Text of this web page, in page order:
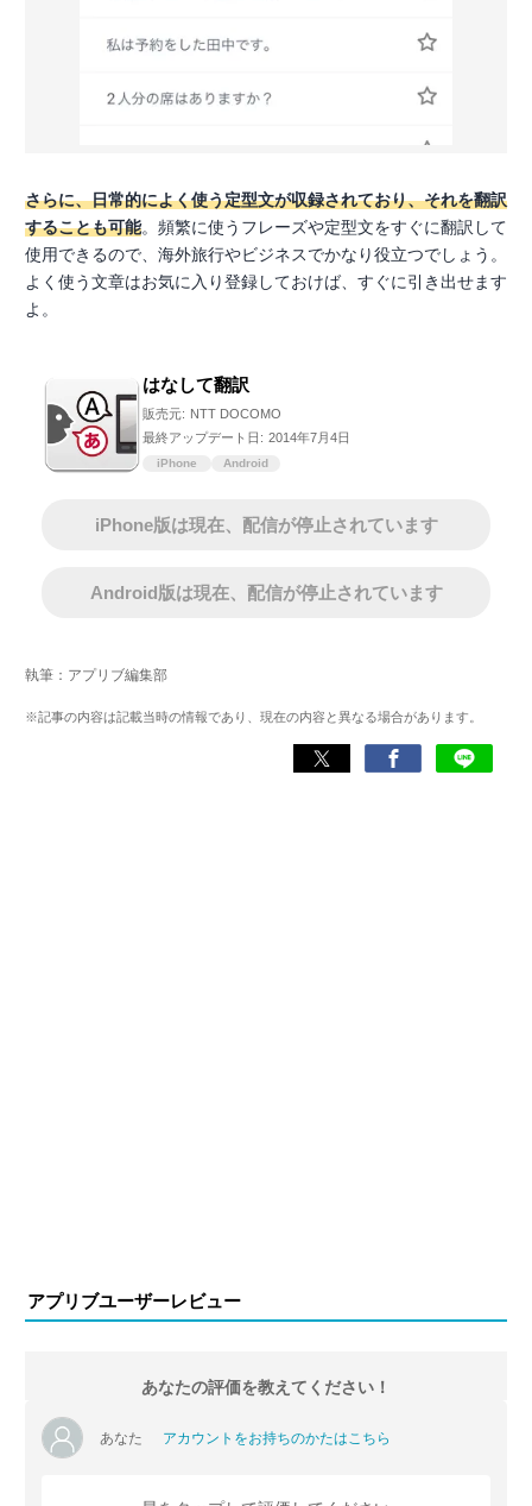
さらに、日常的によく使う定型文が収録されており、それを翻訳
することも可能。頻繁に使うフレーズや定型文をすぐに翻訳して
使用できるので、海外旅行やビジネスでかなり役立つでしょう。
よく使う文章はお気に入り登録しておけば、すぐに引き出せます
よ。
はなして翻訳
販売元: NTT DOCOMO
最終アップデート日: 2014年7月4日
iPhone Android
iPhone版は現在、配信が停止されています
Android版は現在、配信が停止されています
執筆：アプリブ編集部
※記事の内容は記載当時の情報であり、現在の内容と異なる場合があります。
アプリブユーザーレビュー
あなたの評価を教えてください！
あなた アカウントをお持ちのかたはこちら